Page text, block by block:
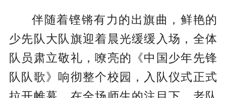
伴随着铿锵有力的出旗曲，鲜艳的
少先队大队旗迎着晨光缓缓入场，全体
队员肃立敬礼，嘹亮的《中国少年先锋
队队歌》响彻整个校园，入队仪式正式